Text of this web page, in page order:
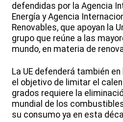
defendidas por la Agencia
Energía y Agencia
Renovables, que apoyan la
grupo que reúne a las
mundo, en materia de
La UE defenderá también en
el objetivo de limitar el
grados requiere la
mundial de los
su consumo ya en esta